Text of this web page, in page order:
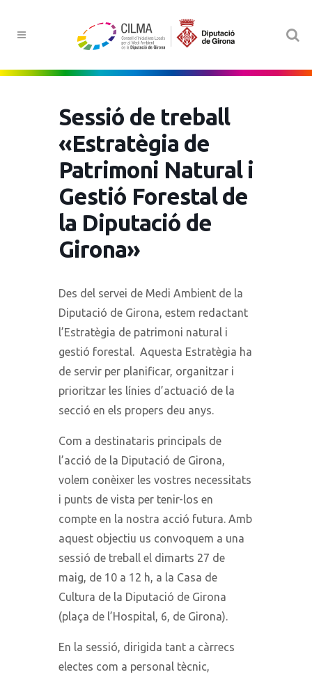
Sessió de treball
«Estratègia de
Patrimoni Natural i
Gestió Forestal de
la Diputació de
Girona»
Des del servei de Medi Ambient de la
Diputació de Girona, estem redactant
l’Estratègia de patrimoni natural i
gestió forestal. Aquesta Estratègia ha
de servir per planificar, organitzar i
prioritzar les línies d’actuació de la
secció en els propers deu anys.
Com a destinataris principals de
l’acció de la Diputació de Girona,
volem conèixer les vostres necessitats
i punts de vista per tenir-los en
compte en la nostra acció futura. Amb
aquest objectiu us convoquem a una
sessió de treball el dimarts 27 de
maig, de 10 a 12 h, a la Casa de
Cultura de la Diputació de Girona
(plaça de l’Hospital, 6, de Girona).
En la sessió, dirigida tant a càrrecs
electes com a personal tècnic,